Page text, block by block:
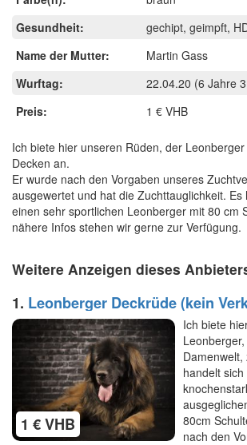
Gesundheit:
gechipt, geimpft,
Name der Mutter:
Martin Gass
Wurftag:
22.04.20 (6 Jahre
Preis:
1 € VHB
Ich biete hier unseren Rüden, der
Decken an.
Er wurde nach den Vorgaben unseres
ausgewertet und hat die Zuchttauglichkeit. Es
einen sehr sportlichen Leonberger mit 80 cm
nähere Infos stehen wir gerne zur Verfügung.
Weitere Anzeigen dieses
1. Leonberger Deckrüde (kein
1 € VHB
Ich biete
handelt
80cm
nach den